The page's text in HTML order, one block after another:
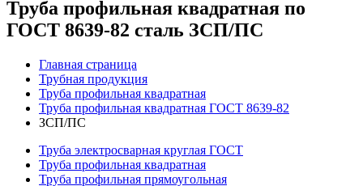
Труба профильная квадратная по
ГОСТ 8639-82 сталь ЗСП/ПС
Главная страница
Трубная продукция
Труба профильная квадратная
Труба профильная квадратная ГОСТ 8639-82
ЗСП/ПС
Труба электросварная круглая ГОСТ
Труба профильная квадратная
Труба профильная прямоугольная